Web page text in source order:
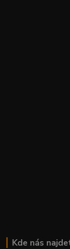
Kde nás